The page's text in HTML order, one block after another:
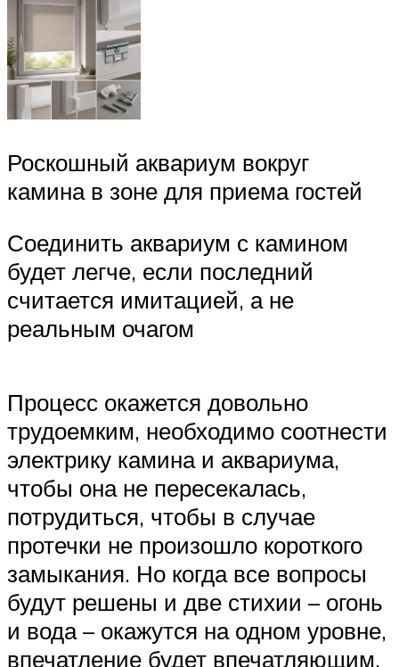
Роскошный аквариум вокруг
камина в зоне для приема гостей
Соединить аквариум с камином
будет легче, если последний
считается имитацией, а не
реальным очагом
Процесс окажется довольно
трудоемким, необходимо соотнести
электрику камина и аквариума,
чтобы она не пересекалась,
потрудиться, чтобы в случае
протечки не произошло короткого
замыкания. Но когда все вопросы
будут решены и две стихии – огонь
и вода – окажутся на одном уровне,
впечатление будет впечатляющим.